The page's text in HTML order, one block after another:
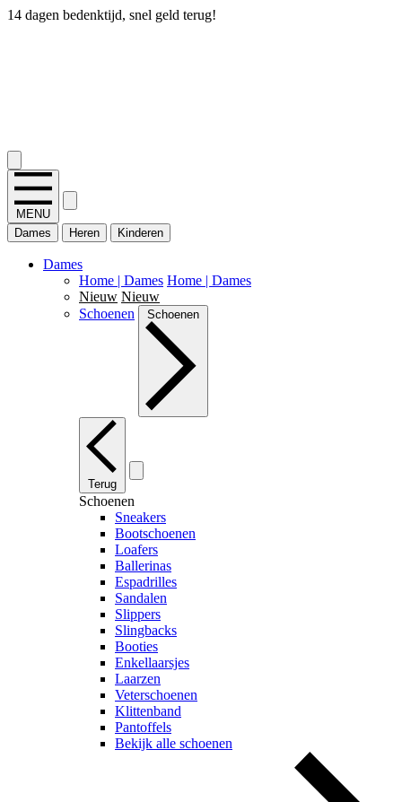
14 dagen bedenktijd, snel geld terug!
MENU
Dames
Heren Kinderen
Dames
Home | Dames Home | Dames
Nieuw Nieuw
Schoenen
Schoenen
Terug
Schoenen
Sneakers
Bootschoenen
Loafers
Ballerinas
Espadrilles
Sandalen
Slippers
Slingbacks
Booties
Enkellaarsjes
Laarzen
Veterschoenen
Klittenband
Pantoffels
Bekijk alle schoenen